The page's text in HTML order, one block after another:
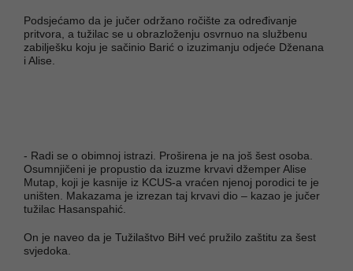
Podsjećamo da je jučer održano ročište za određivanje
pritvora, a tužilac se u obrazloženju osvrnuo na službenu
zabilješku koju je sačinio Barić o izuzimanju odjeće Dženana
i Alise.
- Radi se o obimnoj istrazi. Proširena je na još šest osoba.
Osumnjičeni je propustio da izuzme krvavi džemper Alise
Mutap, koji je kasnije iz KCUS-a vraćen njenoj porodici te je
uništen. Makazama je izrezan taj krvavi dio – kazao je jučer
tužilac Hasanspahić.
On je naveo da je Tužilaštvo BiH već pružilo zaštitu za šest
svjedoka.